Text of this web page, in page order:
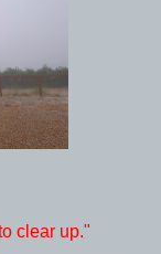
clear up."